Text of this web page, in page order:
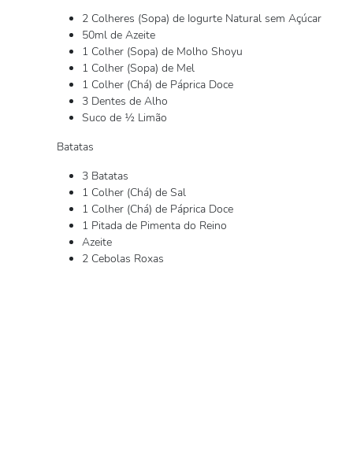
2 Colheres (Sopa) de Iogurte Natural sem Açúcar
50ml de Azeite
1 Colher (Sopa) de Molho Shoyu
1 Colher (Sopa) de Mel
1 Colher (Chá) de Páprica Doce
3 Dentes de Alho
Suco de ½ Limão
Batatas
3 Batatas
1 Colher (Chá) de Sal
1 Colher (Chá) de Páprica Doce
1 Pitada de Pimenta do Reino
Azeite
2 Cebolas Roxas